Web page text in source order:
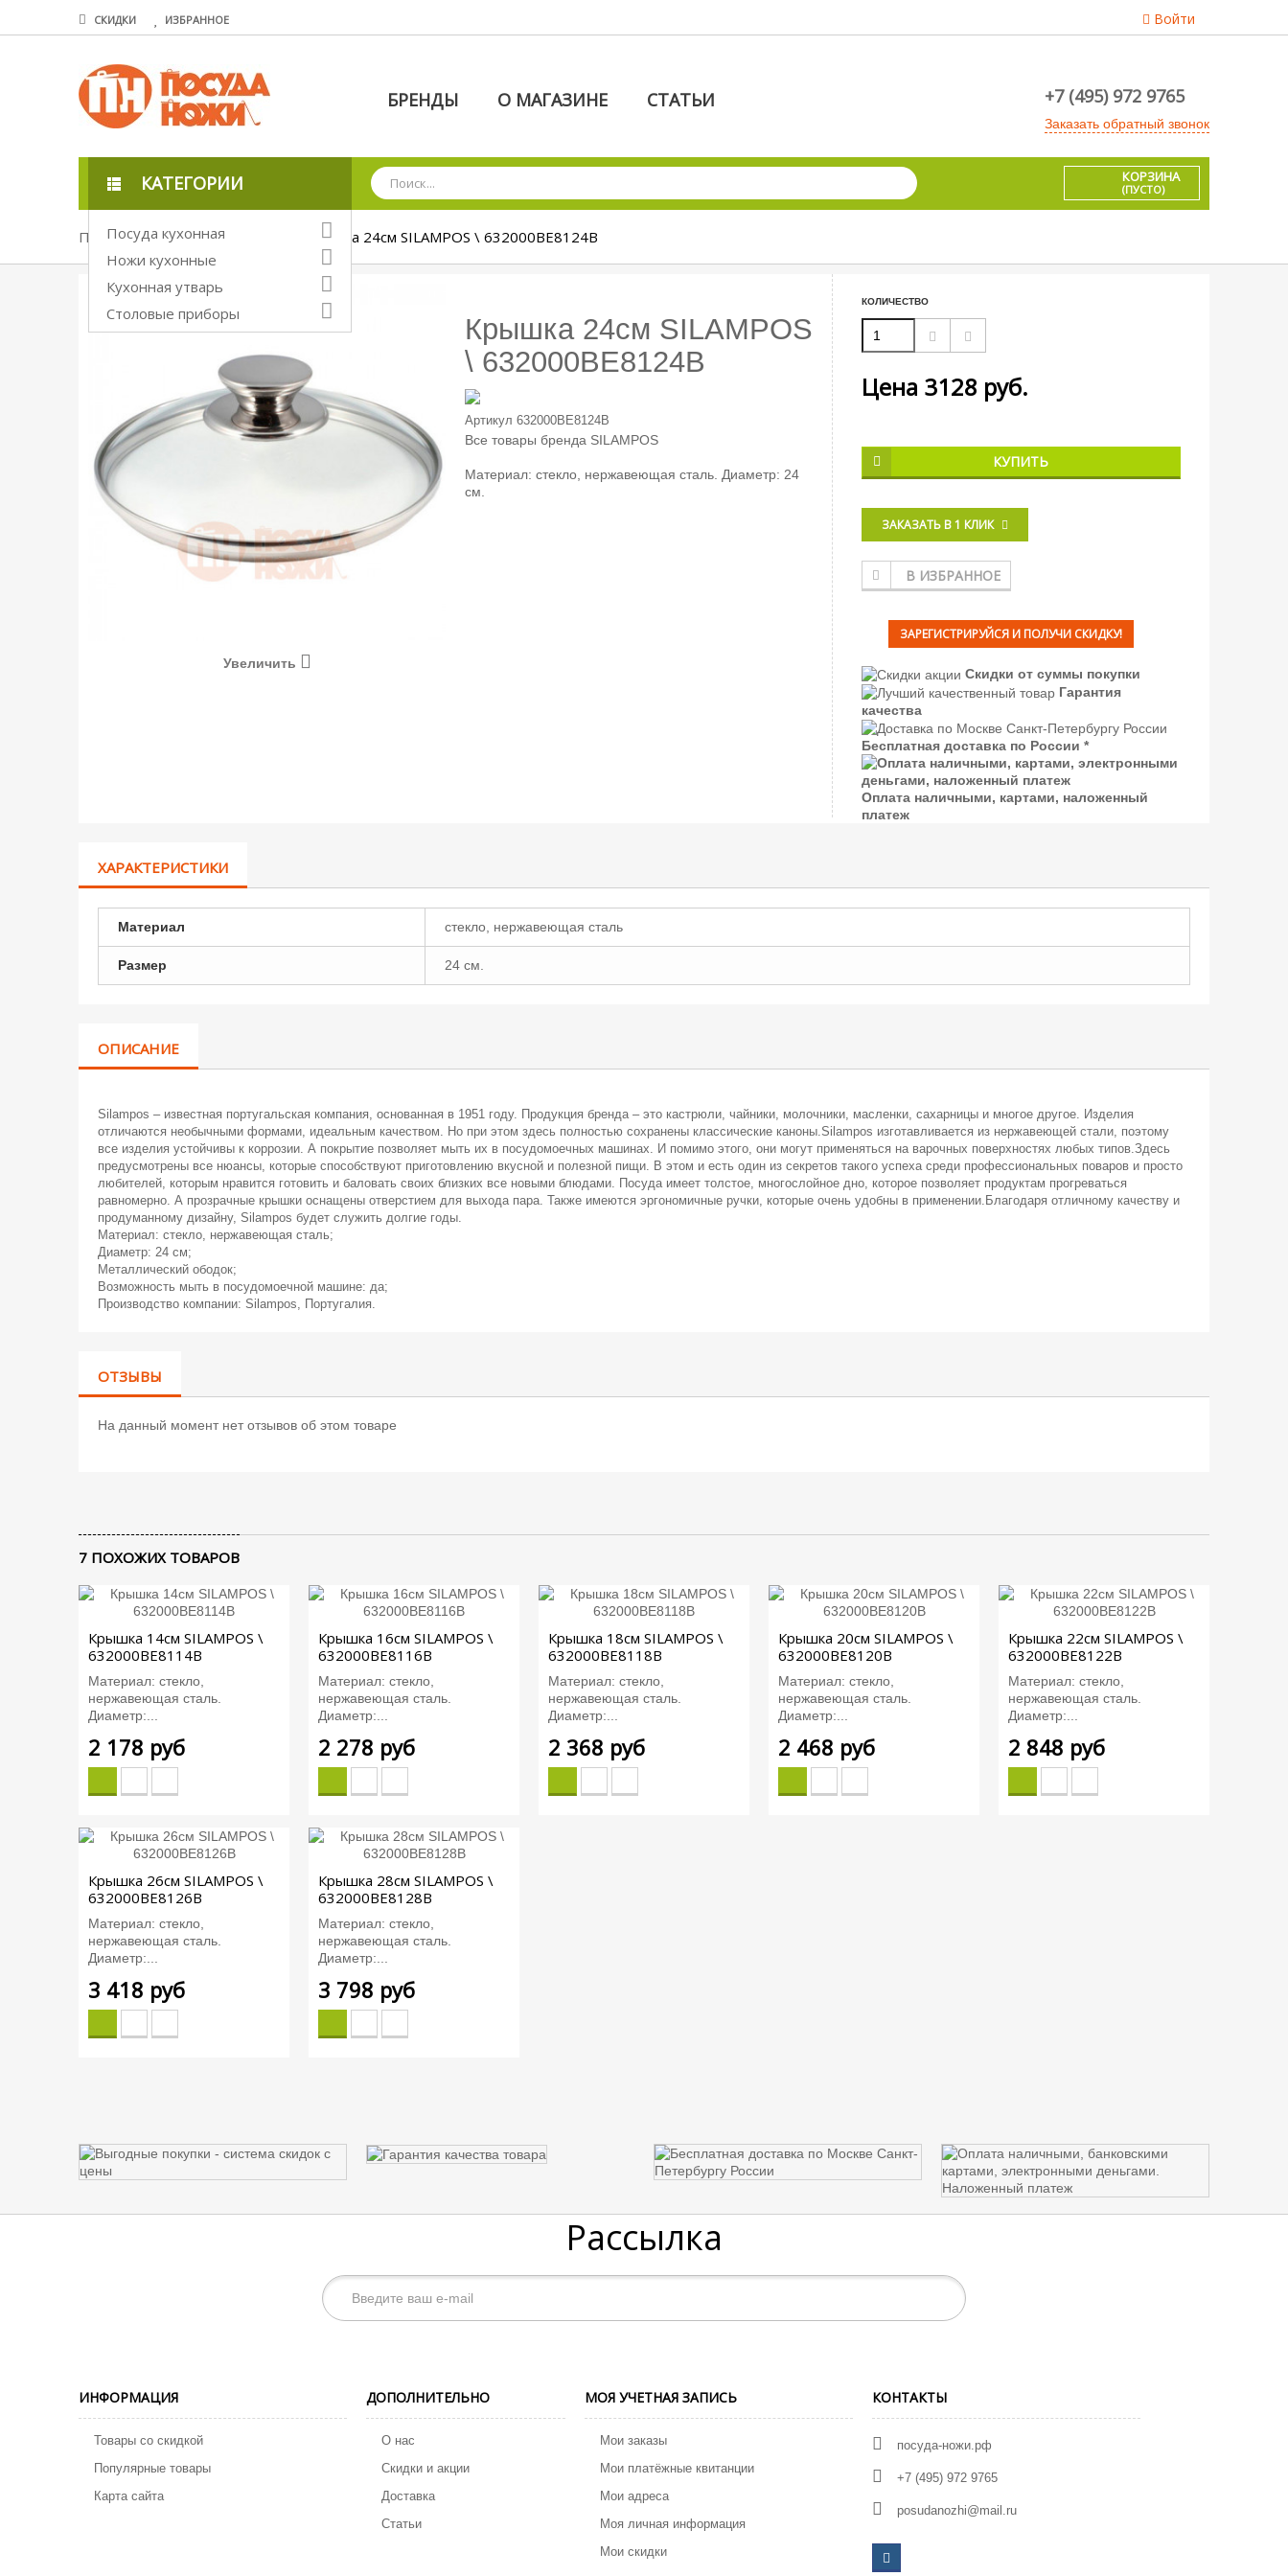
СКИДКИ ИЗБРАННОЕ Войти
БРЕНДЫ О МАГАЗИНЕ СТАТЬИ +7 (495) 972 9765
Заказать обратный звонок
КАТЕГОРИИ
Посуда кухонная
Ножи кухонные
Кухонная утварь
Столовые приборы
КОРЗИНА
(ПУСТО)
Посуда кухонная Крышки Крышка 24см SILAMPOS \ 632000BE8124B
Увеличить
Крышка 24см SILAMPOS
\ 632000BE8124B
Артикул 632000BE8124B
Все товары бренда SILAMPOS
Материал: стекло, нержавеющая сталь. Диаметр: 24
см.
КОЛИЧЕСТВО
Цена 3128 руб.
КУПИТЬ
ЗАКАЗАТЬ В 1 КЛИК
В ИЗБРАННОЕ
ЗАРЕГИСТРИРУЙСЯ И ПОЛУЧИ СКИДКУ!
Скидки от суммы покупки
Гарантия
качества
Бесплатная доставка по России *
Оплата наличными, картами, наложенный
платеж
ХАРАКТЕРИСТИКИ
Материал стекло, нержавеющая сталь
Размер 24 см.
ОПИСАНИЕ
Silampos – известная португальская компания, основанная в 1951 году. Продукция бренда – это кастрюли, чайники, молочники, масленки, сахарницы и многое другое. Изделия
отличаются необычными формами, идеальным качеством. Но при этом здесь полностью сохранены классические каноны.Silampos изготавливается из нержавеющей стали, поэтому
все изделия устойчивы к коррозии. А покрытие позволяет мыть их в посудомоечных машинах. И помимо этого, они могут применяться на варочных поверхностях любых типов.Здесь
предусмотрены все нюансы, которые способствуют приготовлению вкусной и полезной пищи. В этом и есть один из секретов такого успеха среди профессиональных поваров и просто
любителей, которым нравится готовить и баловать своих близких все новыми блюдами. Посуда имеет толстое, многослойное дно, которое позволяет продуктам прогреваться
равномерно. А прозрачные крышки оснащены отверстием для выхода пара. Также имеются эргономичные ручки, которые очень удобны в применении.Благодаря отличному качеству и
продуманному дизайну, Silampos будет служить долгие годы.
Материал: стекло, нержавеющая сталь;
Диаметр: 24 см;
Металлический ободок;
Возможность мыть в посудомоечной машине: да;
Производство компании: Silampos, Португалия.
ОТЗЫВЫ
На данный момент нет отзывов об этом товаре
7 ПОХОЖИХ ТОВАРОВ
Крышка 14см SILAMPOS \
632000BE8114B
Материал: стекло,
нержавеющая сталь.
Диаметр:...
2 178 руб
Крышка 16см SILAMPOS \
632000BE8116B
Материал: стекло,
нержавеющая сталь.
Диаметр:...
2 278 руб
Крышка 18см SILAMPOS \
632000BE8118B
Материал: стекло,
нержавеющая сталь.
Диаметр:...
2 368 руб
Крышка 20см SILAMPOS \
632000BE8120B
Материал: стекло,
нержавеющая сталь.
Диаметр:...
2 468 руб
Крышка 22см SILAMPOS \
632000BE8122B
Материал: стекло,
нержавеющая сталь.
Диаметр:...
2 848 руб
Крышка 26см SILAMPOS \
632000BE8126B
Материал: стекло,
нержавеющая сталь.
Диаметр:...
3 418 руб
Крышка 28см SILAMPOS \
632000BE8128B
Материал: стекло,
нержавеющая сталь.
Диаметр:...
3 798 руб
Рассылка
ИНФОРМАЦИЯ
Товары со скидкой
Популярные товары
Карта сайта
ДОПОЛНИТЕЛЬНО
О нас
Скидки и акции
Доставка
Статьи
МОЯ УЧЕТНАЯ ЗАПИСЬ
Мои заказы
Мои платёжные квитанции
Мои адреса
Моя личная информация
Мои скидки
КОНТАКТЫ
посуда-ножи.рф
+7 (495) 972 9765
posudanozhi@mail.ru